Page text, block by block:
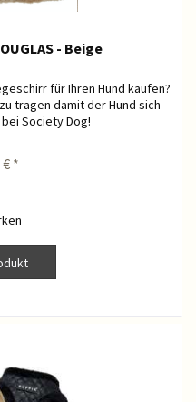
- Beige
für Ihren Hund kaufen?
tragen damit der Hund sich
Society Dog!
*